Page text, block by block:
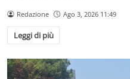
Redazione Ago 3, 2026 11:49
Leggi di più